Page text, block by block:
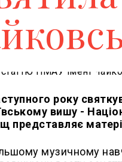
року
вишу -
представляє
музичному